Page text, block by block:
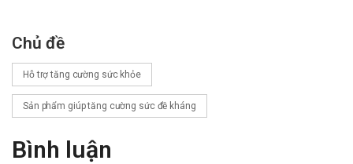
Tài liệu tham khảo: nghidinh15.vfa.gov.vn/
Chủ đề
Hỗ trợ tăng cường sức khỏe
Sản phẩm giúp tăng cường sức đề kháng
Bình luận